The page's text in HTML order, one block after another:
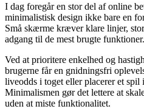
I dag foregår en stor del af online
minimalistisk design ikke bare en
Små skærme kræver klare linjer,
adgang til de mest brugte funktioner.
Ved at prioritere enkelhed og
brugerne får en gnidningsfri
liveodds i toget eller placerer et spil
Minimalismen gør det lettere at
uden at miste funktionalitet.